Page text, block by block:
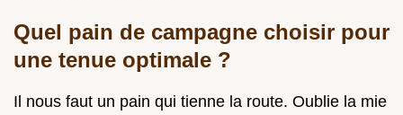
Quel pain de campagne choisir pour
une tenue optimale ?
Il nous faut un pain qui tienne la route. Oublie la mie